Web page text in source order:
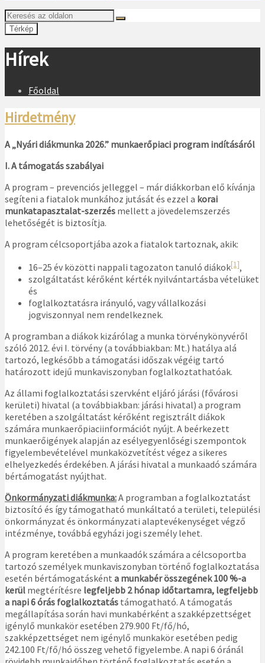
Térkép
Hírek
Főoldal
Hirdetmény
A „Nyári diákmunka 2026.” munkaerőpiaci program indításáról
I. A támogatás szabályai
A program – prevenciós jelleggel – már diákkorban elő kívánja
segíteni a fiatalok munkához jutását és ezzel a korai
munkatapasztalat-szerzés mellett a jövedelemszerzés
lehetőségét is biztosítja.
A program célcsoportjába azok a fiatalok tartoznak, akik:
16–25 év közötti nappali tagozaton tanuló diákok[1],
szolgáltatást kérőként kérték nyilvántartásba vételüket
és
foglalkoztatásra irányuló, vagy vállalkozási
jogviszonnyal nem rendelkeznek.
A programban a diákok kizárólag a munka törvénykönyvéről
szóló 2012. évi I. törvény (a továbbiakban: Mt.) hatálya alá
tartozó, legkésőbb a támogatási időszak végéig tartó
határozott idejű munkaviszonyban foglalkoztathatóak.
Az állami foglalkoztatási szervként eljáró járási (fővárosi
kerületi) hivatal (a továbbiakban: járási hivatal) a program
keretében a szolgáltatást kérőként regisztrált diákok
számára munkaerőpiaciinformációt nyújt. A beérkezett
munkaerőigények alapján az esélyegyenlőségi szempontok
figyelembevételével munkaközvetítést végez a sikeres
elhelyezkedés érdekében. A járási hivatal a munkaadó számára
bértámogatást nyújthat.
Önkormányzati diákmunka:A programban a foglalkoztatást
biztosító és így támogatható munkáltató a területi, települési
önkormányzat és önkormányzati alaptevékenységet végző
intézménye, továbbá egyházi jogi személy lehet.
A program keretében a munkaadók számára a célcsoportba
tartozó személyek munkaviszonyban történő foglalkoztatása
esetén bértámogatásként a munkabér összegének 100 %-a
kerül megtérítésre legfeljebb 2 hónap időtartamra, legfeljebb
a napi 6 órás foglalkoztatás támogatható. A támogatás
megállapítása során havi munkabérként a szakképzettséget
igénylő munkakör esetében 279.900 Ft/fő/hó,
szakképzettséget nem igénylő munkakör esetében pedig
242.100 Ft/fő/hó összeg vehető figyelembe. A napi 6 óránál